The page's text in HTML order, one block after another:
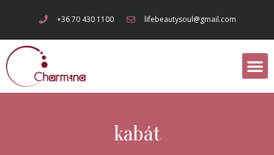
+36 70 430 1100 lifebeautysoul@gmail.com
kabát